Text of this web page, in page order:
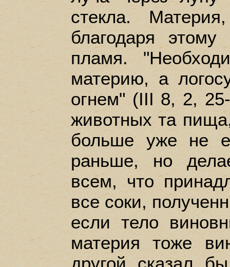
стекла.
благодаря
пламя.
материю, а
огнем" (III 8, 2,
животных та
больше уже не
раньше, но
всем, что
все соки,
если тело
материя тоже
другой сказал